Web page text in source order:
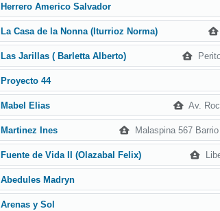
Herrero Americo Salvador
La Casa de la Nonna (Iturrioz Norma)
Las Jarillas ( Barletta Alberto)
Proyecto 44
Mabel Elias Av.
Martinez Ines Malaspina 567
Fuente de Vida II (Olazabal Felix)
Abedules Madryn
Arenas y Sol